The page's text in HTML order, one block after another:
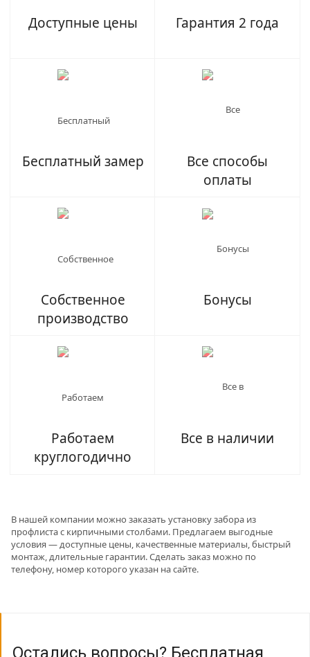
Доступные цены Гарантия 2 года
Бесплатный замер
Все способы
оплаты
Собственное
производство
Бонусы
Работаем
круглогодично
Все в наличии
В нашей компании можно заказать установку забора из
профлиста с кирпичными столбами. Предлагаем выгодные
условия — доступные цены, качественные материалы, быстрый
монтаж, длительные гарантии. Сделать заказ можно по
телефону, номер которого указан на сайте.
Остались вопросы? Бесплатная